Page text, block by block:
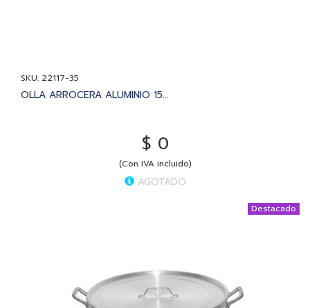
SKU: 22117-35
OLLA ARROCERA ALUMINIO 15...
$ 0
(Con IVA incluido)
AGOTADO
Destacado